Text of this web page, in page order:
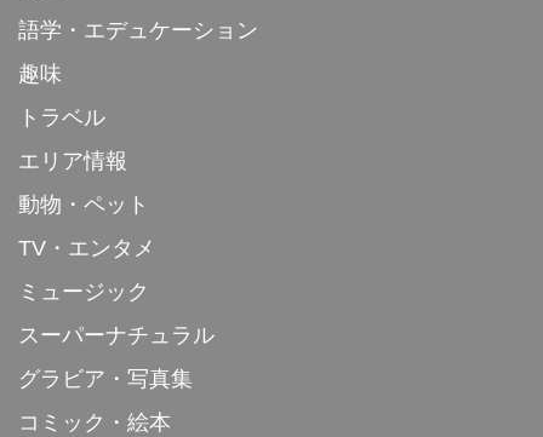
語学・エデュケーション
趣味
トラベル
エリア情報
動物・ペット
TV・エンタメ
ミュージック
スーパーナチュラル
グラビア・写真集
コミック・絵本